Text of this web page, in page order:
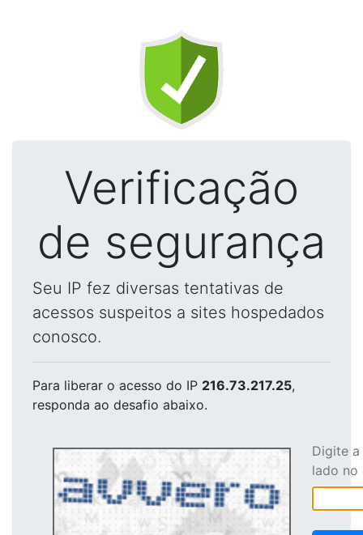
Verificação
de segurança
Seu IP fez diversas tentativas de
acessos suspeitos a sites hospedados
conosco.
Para liberar o acesso do IP 216.73.217.25,
responda ao desafio abaixo.
Digite
lado no